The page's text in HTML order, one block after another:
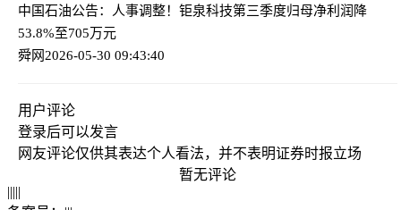
中国石油公告：人事调整！ 钜泉科技第三季度归母净利润降
53.8%至705万元
舜网2026-05-30 09:43:40
用户评论
登录后可以发言
网友评论仅供其表达个人看法，并不表明证券时报立场
暂无评论
|||||